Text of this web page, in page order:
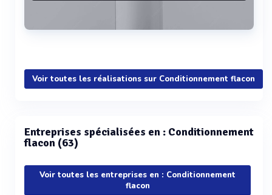
Voir plus
Voir toutes les réalisations sur Conditionnement flacon
Entreprises spécialisées en : Conditionnement
flacon (63)
Voir toutes les entreprises en : Conditionnement
flacon